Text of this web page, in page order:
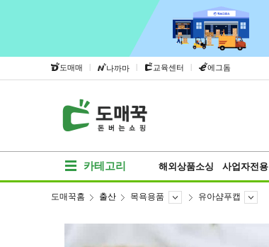
도매매 | 나까마 | 교육센터 | 에그돔
카테고리 해외상품소싱 사업자전용
도매꾹홈 출산 목욕용품 유아샴푸캡